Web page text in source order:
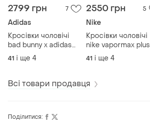
2799 грн 7
Adidas
Кросівки чоловічі
bad bunny x adidas
response cl
41 і ще 4
2550 грн 5
Nike
Кросівки чоловічі
nike vapormax plus
black
41 і ще 4
Всі товари продавця
Поділитися: